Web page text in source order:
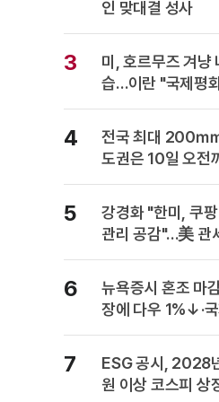
인 맞대결 성사
3
미, 호르무즈 겨냥
습…이란 "국제평
반발
4
전국 최대 200
도권은 10일 오전
5
강경화 "한미, 쿠
관리 공감"…美 관
의
6
뉴욕증시 혼조 마
장에 다우 1%↓·
급등
7
ESG 공시, 2028
원 이상 코스피 상